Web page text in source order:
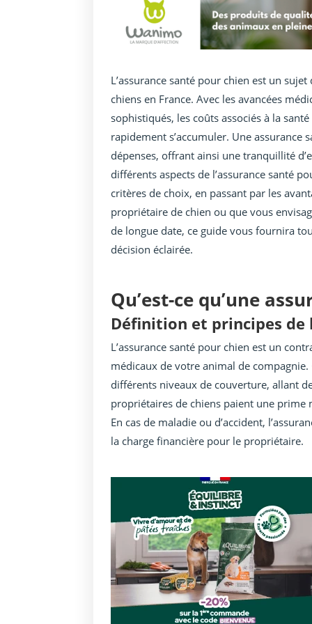
L’assurance santé pour chien est un
chiens en France. Avec les avancées
sophistiqués, les coûts associés à la
rapidement s’accumuler. Une
dépenses, offrant ainsi une tranquillité
différents aspects de l’assurance santé
critères de choix, en passant par les
propriétaire de chien ou que vous
de longue date, ce guide vous fournira
décision éclairée.
Qu’est-ce qu’une
Définition et principes de
L’assurance santé pour chien est un
médicaux de votre animal de
différents niveaux de couverture, allant
propriétaires de chiens paient une prime
En cas de maladie ou d’accident,
la charge financière pour le propriétaire.